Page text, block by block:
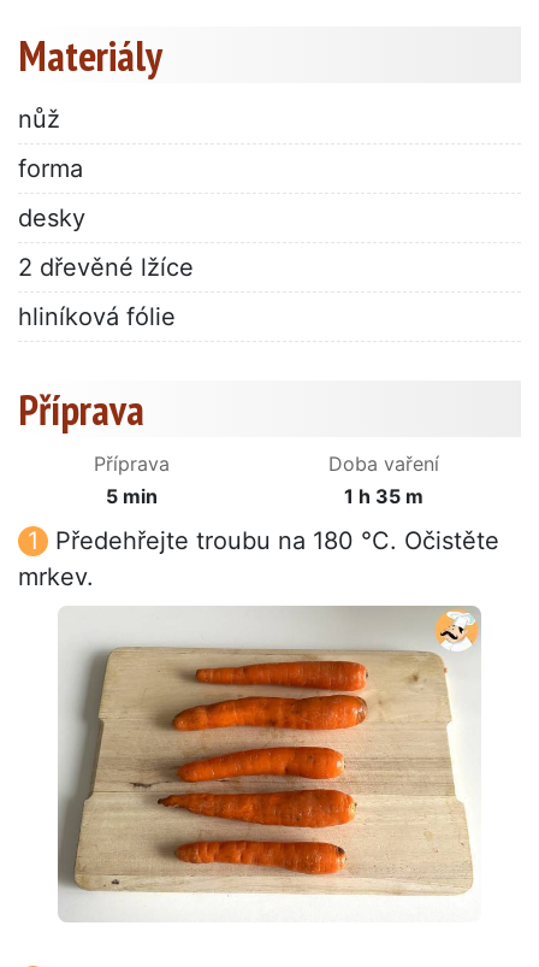
Materiály
nůž
forma
desky
2 dřevěné lžíce
hliníková fólie
Příprava
Příprava
5 min
Doba vaření
1 h 35 m
Předehřejte troubu na 180 °C. Očistěte
mrkev.